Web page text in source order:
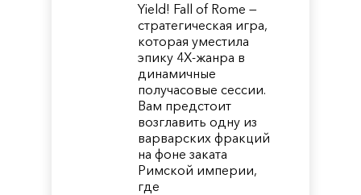
Yield! Fall of Rome —
стратегическая игра,
которая уместила
эпику 4X-жанра в
динамичные
получасовые сессии.
Вам предстоит
возглавить одну из
варварских фракций
на фоне заката
Римской империи,
где